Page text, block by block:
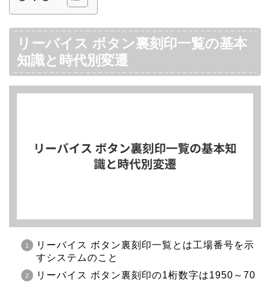
リーバイス ボタン裏刻印一覧の基本
知識と時代別変遷
リーバイス ボタン裏刻印一覧とは工場番号を示
すシステムのこと
リーバイス ボタン裏刻印の1桁数字は1950～70